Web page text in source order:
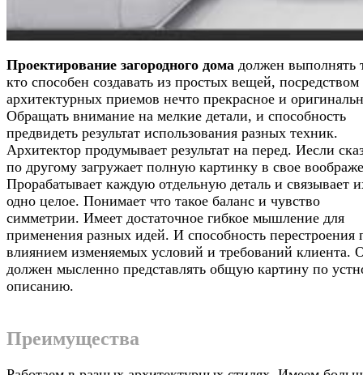
Проектирование загородного дома должен выполнять
кто способен создавать из простых вещей, посредством
архитектурных приемов нечто прекрасное и
Обращать внимание на мелкие детали, и способность
предвидеть результат использования разных техник.
Архитектор продумывает результат на перед. Иесли
по другому загружает полную картинку в свое
Прорабатывает каждую отдельную деталь и связывает
одно целое. Понимает что такое баланс и чувство
симметрии. Имеет достаточное гибкое мышление для
применения разных идей. И способность перестроения
влиянием изменяемых условий и требований клиента.
должен мысленно представлять общую картину по
описанию.
Преимущества